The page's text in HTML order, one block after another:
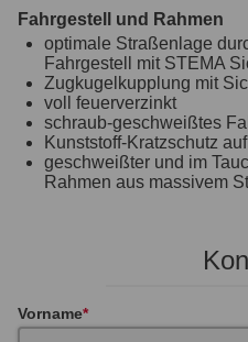
Fahrgestell und Rahmen
optimale Straßenlage
Fahrgestell mit STEMA
Zugkugelkupplung mit
voll feuerverzinkt
schraub-geschweißtes
Kunststoff-Kratzschutz
geschweißter und im
Rahmen aus massivem
Vorname